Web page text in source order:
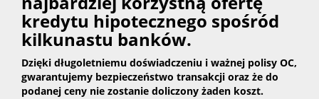
kredytu hipotecznego spośród
kilkunastu banków.
Dzięki długoletniemu doświadczeniu i ważnej polisy OC,
gwarantujemy bezpieczeństwo transakcji oraz że do
podanej ceny nie zostanie doliczony żaden koszt.